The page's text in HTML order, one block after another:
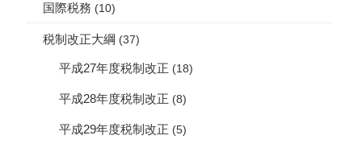
国際税務 (10)
税制改正大綱 (37)
平成27年度税制改正 (18)
平成28年度税制改正 (8)
平成29年度税制改正 (5)